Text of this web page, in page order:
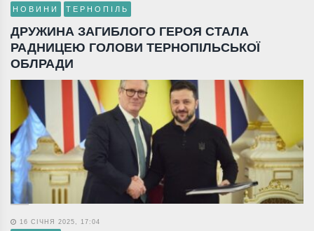
НОВИНИ ТЕРНОПІЛЬ
ДРУЖИНА ЗАГИБЛОГО ГЕРОЯ СТАЛА
РАДНИЦЕЮ ГОЛОВИ ТЕРНОПІЛЬСЬКОЇ
ОБЛРАДИ
16 СІЧНЯ 2025, 17:04